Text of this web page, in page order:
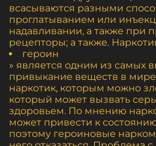
всасываются разными
проглатыванием или
надавливании, а также при
рецепторы; а также.
героин
» является одним из самых
привыкание веществ в
наркотик, которым можно
который может вызвать
здоровьем. По мнению
может привести к
поэтому героиновые